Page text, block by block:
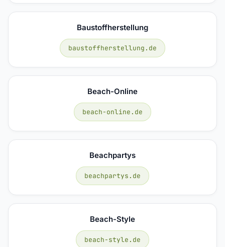
Baustoffherstellung
baustoffherstellung.de
Beach-Online
beach-online.de
Beachpartys
beachpartys.de
Beach-Style
beach-style.de